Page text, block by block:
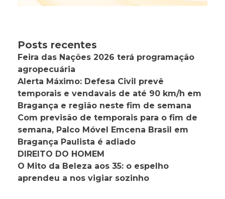
Posts recentes
Feira das Nações 2026 terá programação
agropecuária
Alerta Máximo: Defesa Civil prevê
temporais e vendavais de até 90 km/h em
Bragança e região neste fim de semana
Com previsão de temporais para o fim de
semana, Palco Móvel Emcena Brasil em
Bragança Paulista é adiado
DIREITO DO HOMEM
O Mito da Beleza aos 35: o espelho
aprendeu a nos vigiar sozinho